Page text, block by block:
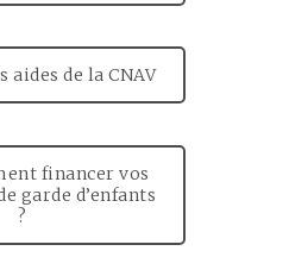
aides de la CNAV
financer vos
garde d’enfants
?